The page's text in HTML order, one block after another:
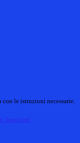
le istruzioni necessarie.
Spaggiari